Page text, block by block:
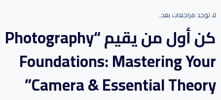
لا توجد مراجعات بعد.
كن أول من يقيم “Photography
Foundations: Mastering Your
Camera & Essential Theory”